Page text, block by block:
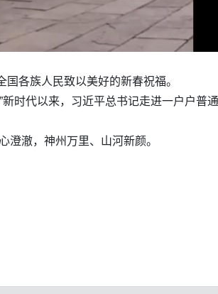
各族人民致以美好的新春祝福。
时代以来，习近平总书记走进一户户普
澄澈，神州万里、山河新颜。